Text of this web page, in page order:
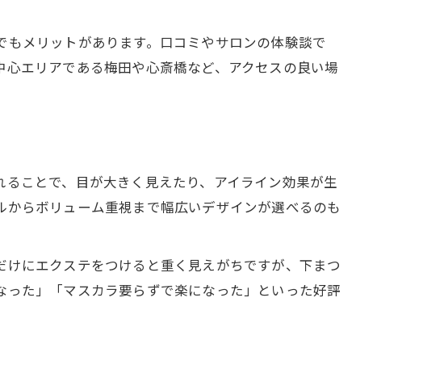
メリットがあります。口コミやサロンの体験談で
エリアである梅田や心斎橋など、アクセスの良い場
ことで、目が大きく見えたり、アイライン効果が生
らボリューム重視まで幅広いデザインが選べるのも
にエクステをつけると重く見えがちですが、下まつ
た」「マスカラ要らずで楽になった」といった好評